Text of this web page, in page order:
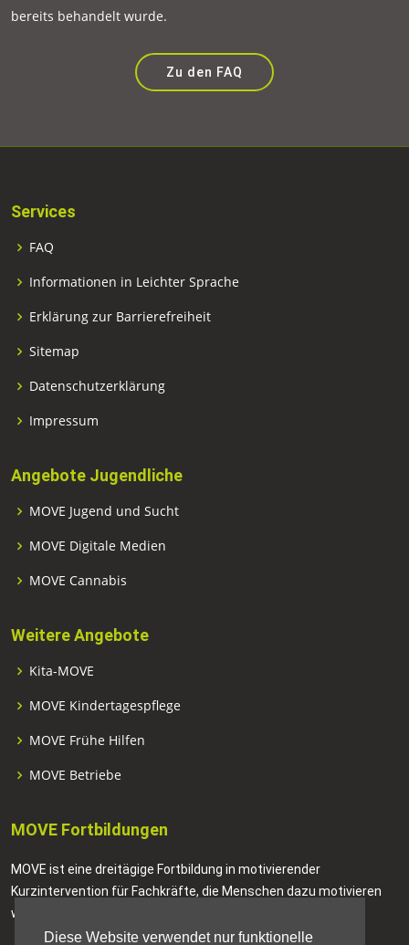
Diese Website verwendet nur funktionelle
bereits behandelt wurde.
Zu den FAQ
Services
FAQ
Informationen in Leichter Sprache
Erklärung zur Barrierefreiheit
Sitemap
Datenschutzerklärung
Impressum
Angebote Jugendliche
MOVE Jugend und Sucht
MOVE Digitale Medien
MOVE Cannabis
Weitere Angebote
Kita-MOVE
MOVE Kindertagespflege
MOVE Frühe Hilfen
MOVE Betriebe
MOVE Fortbildungen
MOVE ist eine dreitägige Fortbildung in motivierender
Kurzintervention für Fachkräfte, die Menschen dazu motivieren
wollen, positive Veränderungen in ihrem Leben anzustreben.